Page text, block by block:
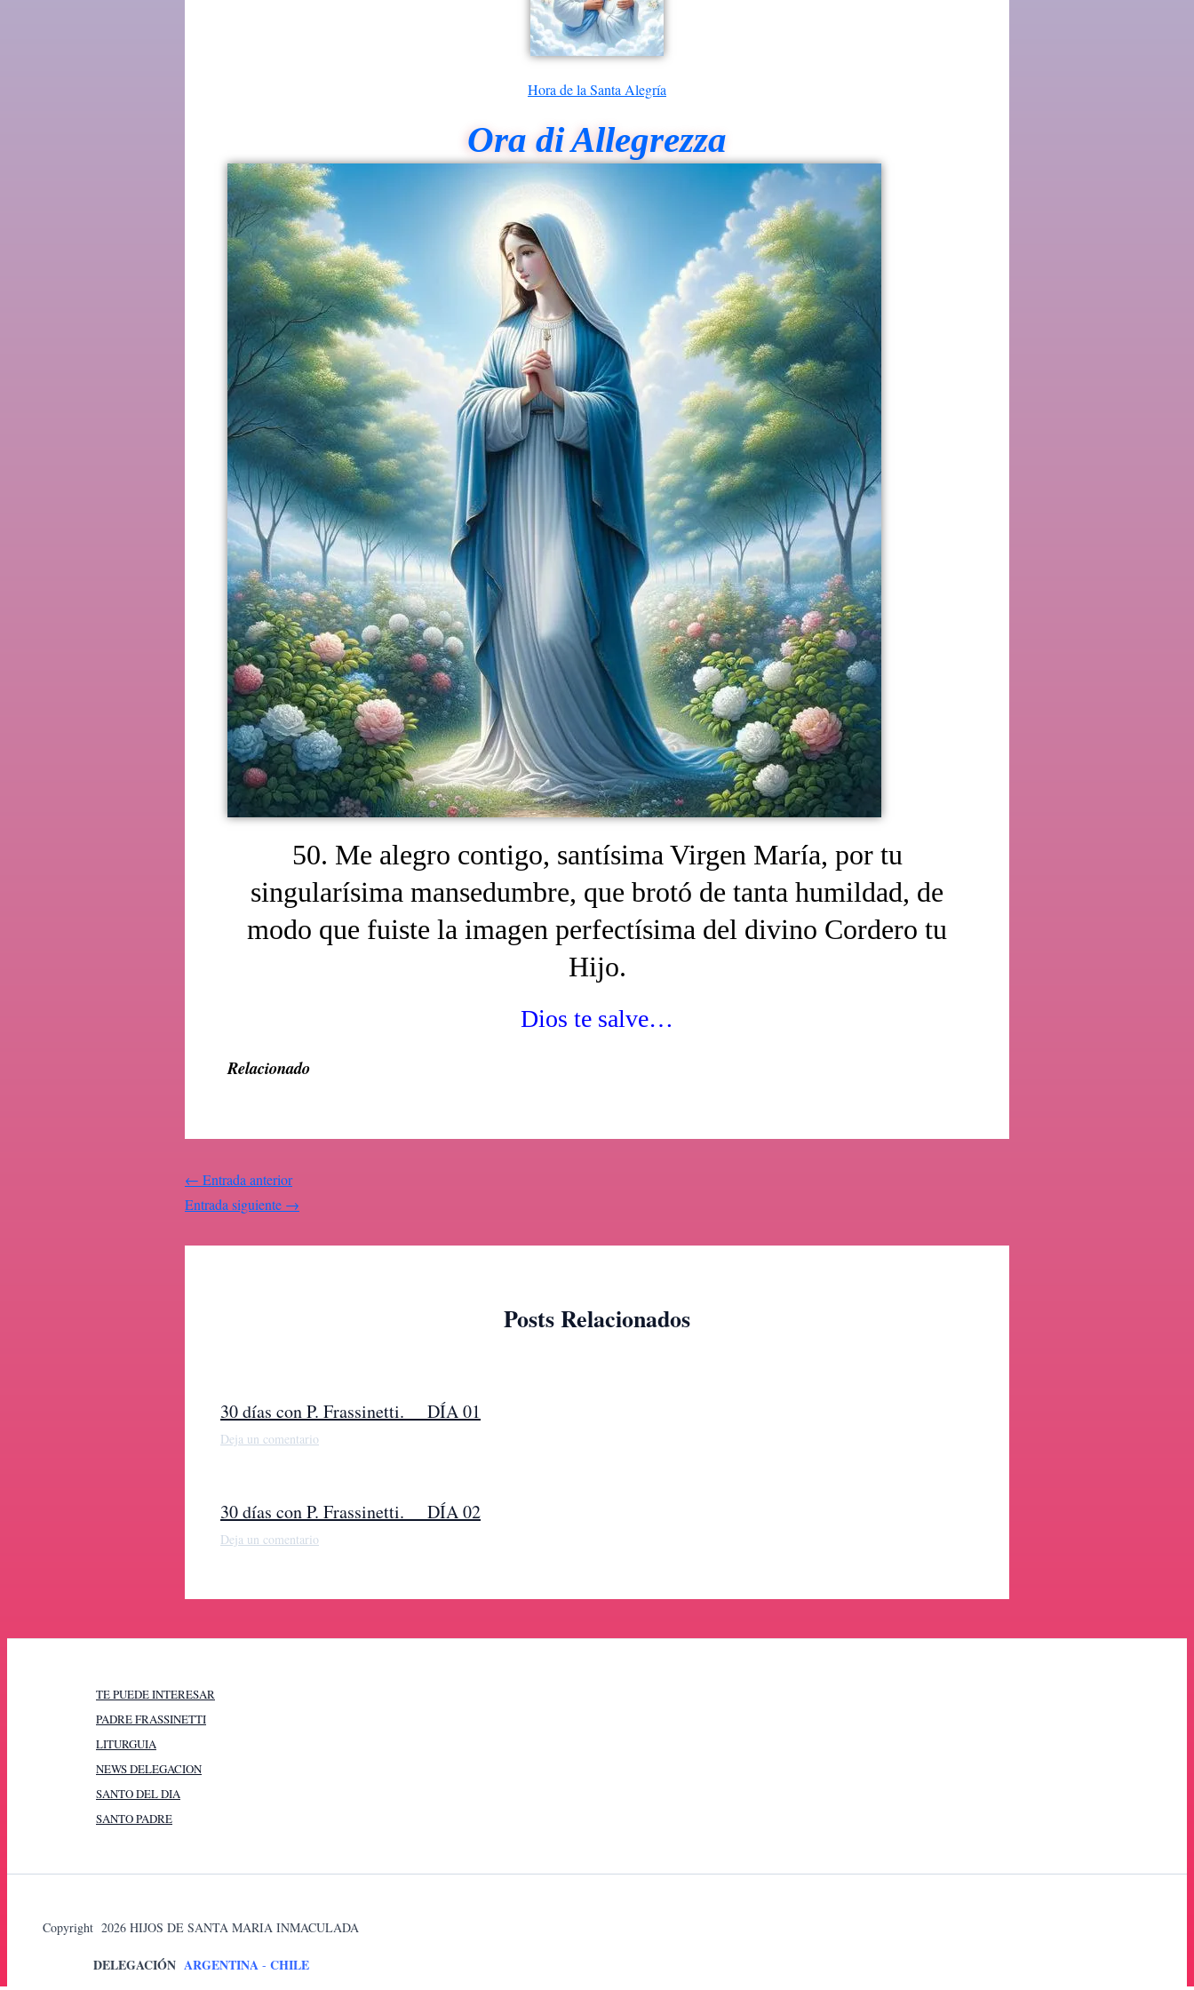
Hora de la Santa Alegría
Ora di Allegrezza
50. Me alegro contigo, santísima Virgen María, por tu
singularísima mansedumbre, que brotó de tanta humildad, de
modo que fuiste la imagen perfectísima del divino Cordero tu
Hijo.
Dios te salve…
Relacionado
← Entrada anterior
Entrada siguiente →
Posts Relacionados
30 días con P. Frassinetti. DÍA 01
Deja un comentario
30 días con P. Frassinetti. DÍA 02
Deja un comentario
TE PUEDE INTERESAR
PADRE FRASSINETTI
LITURGUIA
NEWS DELEGACION
SANTO DEL DIA
SANTO PADRE
Copyright 2026 HIJOS DE SANTA MARIA INMACULADA
DELEGACIÓN ARGENTINA- CHILE